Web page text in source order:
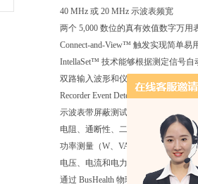
40 MHz 或 20 MHz 示波表频宽
两个 5,000 数位的真有效值数字万用
Connect-and-View™ 触发实现简单易
IntellaSet™ 技术能够根据测定信号自
双路输入波形和仪表读数记录器，可
Recorder Event Detect 可捕捉高达 4
示波表带屏蔽测试引线，可进行电阻
电阻、通断性、二极管和电容计测量
功率测量（W、VA、VAR、PF、DPF
电压、电流和电力谐波
通过 BusHealth 物理层测试检查工